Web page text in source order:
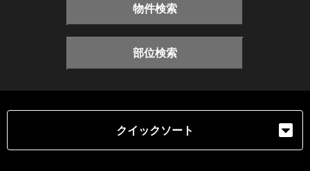
物件検索
部位検索
クイックソート